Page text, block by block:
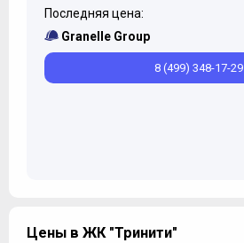
Последняя цена:
Granelle Group
8 (499) 348-17-29
Цены в ЖК "Тринити"